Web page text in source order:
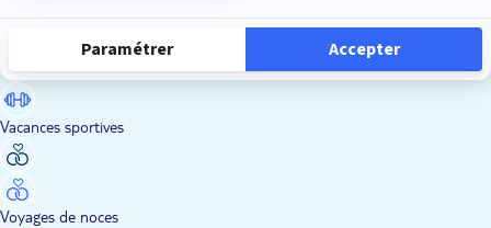
Vacances sportives
Voyages de noces